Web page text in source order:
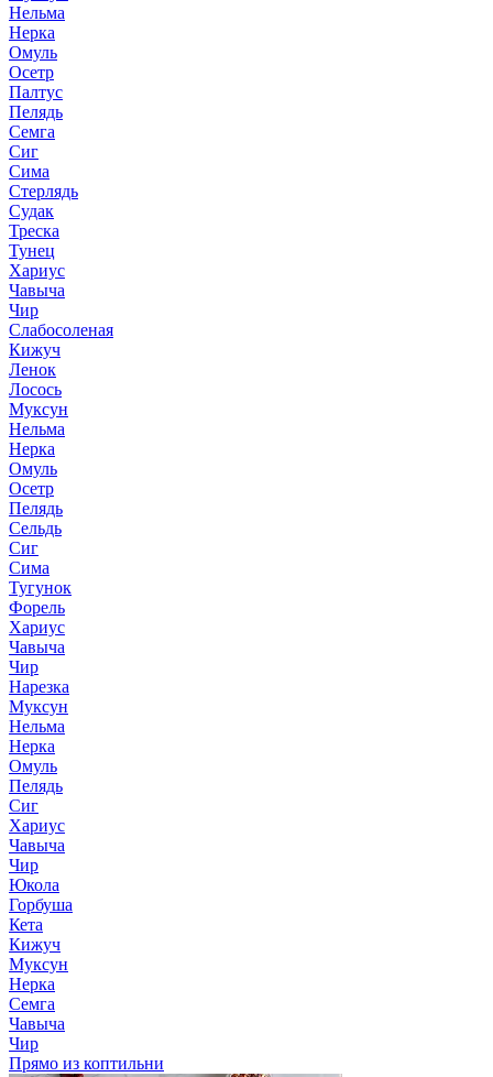
Нельма
Нерка
Омуль
Осетр
Палтус
Пелядь
Семга
Сиг
Сима
Стерлядь
Судак
Треска
Тунец
Хариус
Чавыча
Чир
Слабосоленая
Кижуч
Ленок
Лосось
Муксун
Нельма
Нерка
Омуль
Осетр
Пелядь
Сельдь
Сиг
Сима
Тугунок
Форель
Хариус
Чавыча
Чир
Нарезка
Муксун
Нельма
Нерка
Омуль
Пелядь
Сиг
Хариус
Чавыча
Чир
Юкола
Горбуша
Кета
Кижуч
Муксун
Нерка
Семга
Чавыча
Чир
Прямо из коптильни